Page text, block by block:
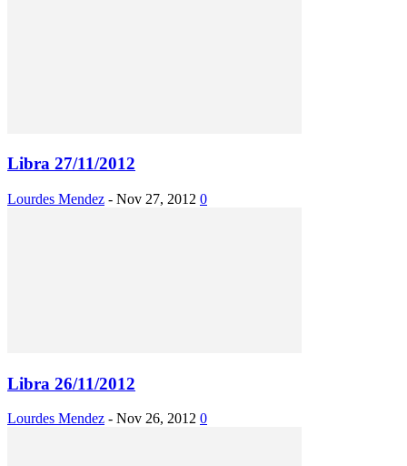
Libra 27/11/2012
Lourdes Mendez - Nov 27, 2012 0
Libra 26/11/2012
Lourdes Mendez - Nov 26, 2012 0